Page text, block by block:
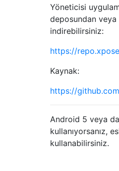
Yöneticisi
deposundan
indirebilirsiniz:
https://
Kaynak:
https://
Android 5 veya
kullanıyorsanız,
kullanabilirsiniz.